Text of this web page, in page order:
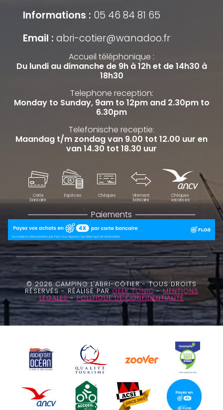
Informations : 05 46 84 81 65
Email : abri-cotier@wanadoo.fr
Accueil téléphonique :
Du lundi au dimanche de 9h à 12h et de 14h30 à
18h30
Telephone reception:
Monday to Sunday, 9am to 12pm and 2.30pm to
6.30pm
Telefonische receptie:
Maandag t/m zondag van 9.00 tot 12.00 uur en
van 14.30 tot 18.30 uur
Carte
bancaire
Espèces Chèques
Virement
bancaire
Chèques
vacances
Paiements
© 2026 CAMPING L'ABRI-CÔTIER - TOUS DROITS
RÉSERVÉS - RÉALISÉ PARGEEK TONIC-MENTIONS
LÉGALES-POLITIQUE DE CONFIDENTIALITÉ